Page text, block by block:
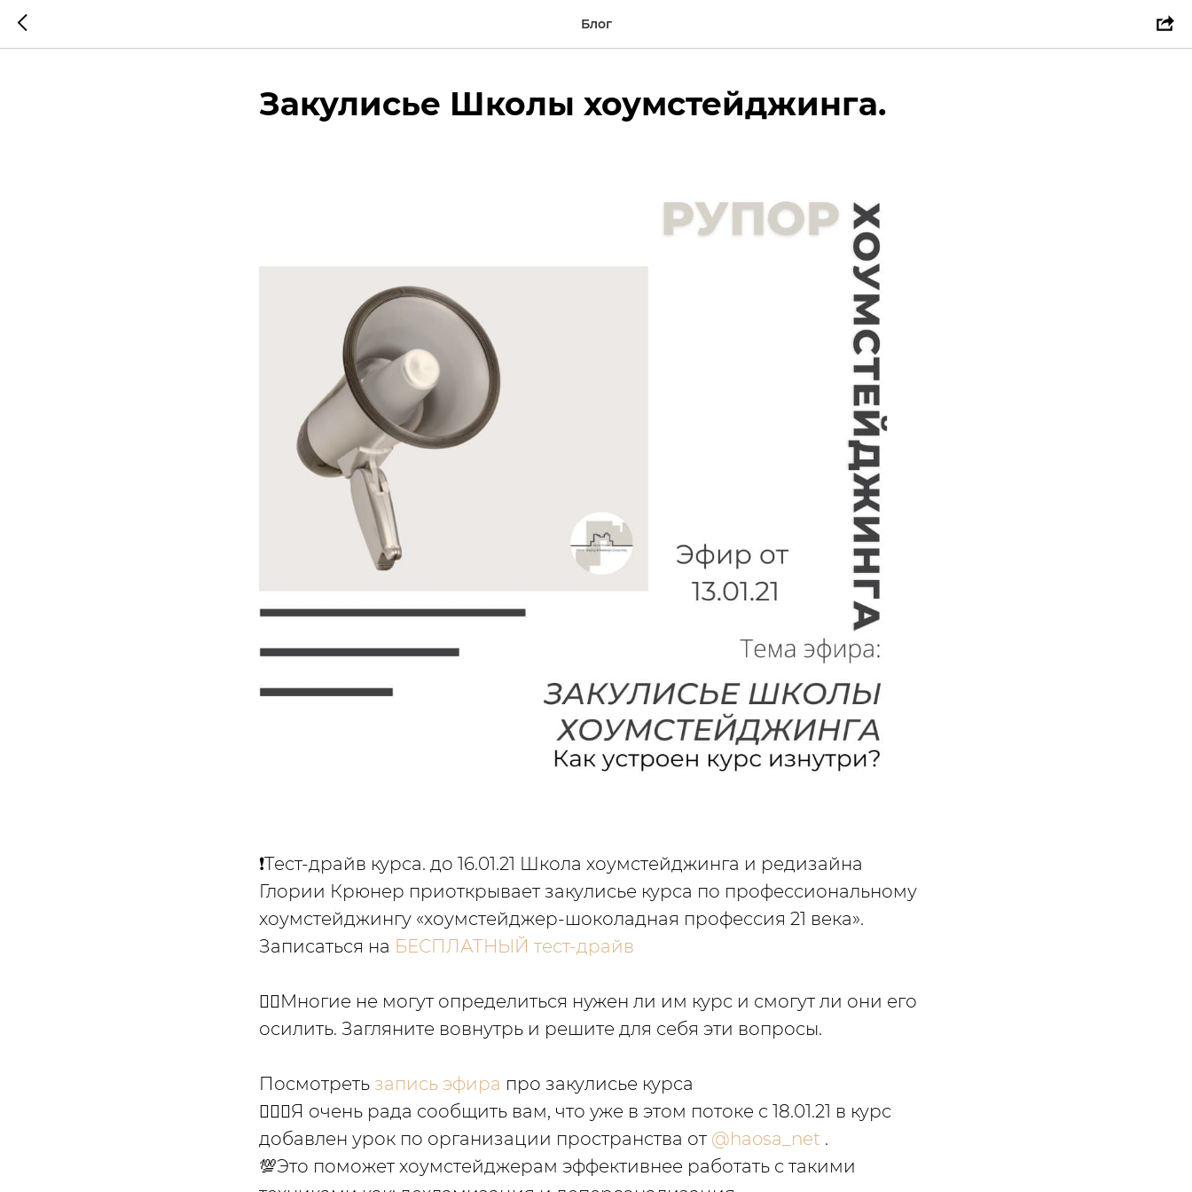
Блог
Закулисье Школы хоумстейджинга.
❗️Тест-драйв курса. до 16.01.21 Школа хоумстейджинга и редизайна
Глории Крюнер приоткрывает закулисье курса по профессиональному
хоумстейджингу «хоумстейджер-шоколадная профессия 21 века».
Записаться на БЕСПЛАТНЫЙ тест-драйв
☝🏼Многие не могут определиться нужен ли им курс и смогут ли они его
осилить. Загляните вовнутрь и решите для себя эти вопросы.
Посмотреть запись эфира про закулисье курса
🙋🏼‍♀️Я очень рада сообщить вам, что уже в этом потоке с 18.01.21 в курс
добавлен урок по организации пространства от @haosa_net .
💯Это поможет хоумстейджерам эффективнее работать с такими